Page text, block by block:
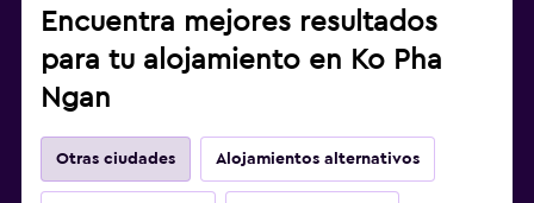
Encuentra mejores resultados
para tu alojamiento en Ko Pha
Ngan
Otras ciudades Alojamientos alternativos